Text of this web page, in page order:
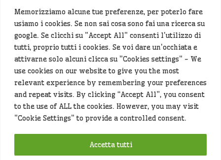
Memorizziamo alcune tue preferenze, per poterlo fare
usiamo i cookies. Se non sai cosa sono fai una ricerca su
google. Se clicchi su "Accept All" consenti l'utilizzo di
tutti, proprio tutti i cookies. Se voi dare un'occhiata e
attivarne solo alcuni clicca su "Cookies settings" - We
use cookies on our website to give you the most
relevant experience by remembering your preferences
and repeat visits. By clicking “Accept All”, you consent
to the use of ALL the cookies. However, you may visit
"Cookie Settings" to provide a controlled consent.
Accetta tutti
Siamo attenti a non violare copyright e diritti
d’immagine. Se un contenuto è di tua proprietà e vuoi
richiederne la rimozionediccelo(<- clicca per inviarci un
messaggio).
Alcuni articoli sono generati in bozza rielaborando, con
l'intelligenza artificiale generativa, contenuti
provenienti da fonti istituzionali e altri siti di interesse
locale. Prima della pubblicazioni l'articolo viene
controllato dalla redazione.
Hey che fine fanno i miei dati (privacy policy)